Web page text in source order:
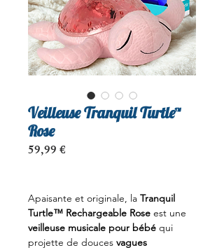
Veilleuse Tranquil Turtle™
Rose
59,99 €
Apaisante et originale, la Tranquil
Turtle™ Rechargeable Rose est une
veilleuse musicale pour bébé qui
projette de douces vagues